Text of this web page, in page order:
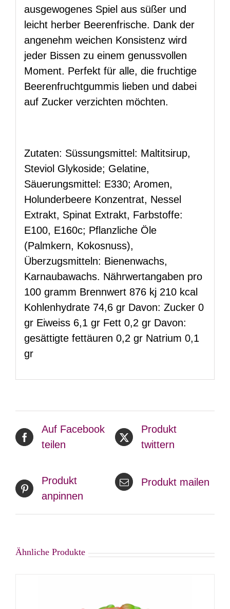
ausgewogenes Spiel aus süßer und
leicht herber Beerenfrische. Dank der
angenehm weichen Konsistenz wird
jeder Bissen zu einem genussvollen
Moment. Perfekt für alle, die fruchtige
Beerenfruchtgummis lieben und dabei
auf Zucker verzichten möchten.
Zutaten: Süssungsmittel: Maltitsirup,
Steviol Glykoside; Gelatine,
Säuerungsmittel: E330; Aromen,
Holunderbeere Konzentrat, Nessel
Extrakt, Spinat Extrakt, Farbstoffe:
E100, E160c; Pflanzliche Öle
(Palmkern, Kokosnuss),
Überzugsmitteln: Bienenwachs,
Karnaubawachs. Nährwertangaben pro
100 gramm Brennwert 876 kj 210 kcal
Kohlenhydrate 74,6 gr Davon: Zucker 0
gr Eiweiss 6,1 gr Fett 0,2 gr Davon:
gesättigte fettäuren 0,2 gr Natrium 0,1
gr
Auf Facebook
teilen
Produkt
twittern
Produkt
anpinnen
Produkt mailen
Ähnliche Produkte